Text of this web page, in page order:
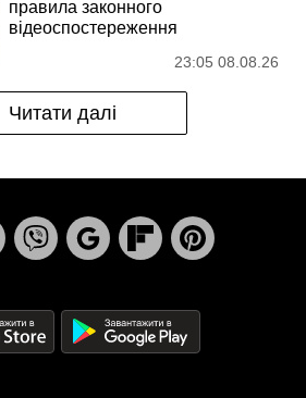
правила законного
відеоспостереження
23:05 08.08.26
Читати далі